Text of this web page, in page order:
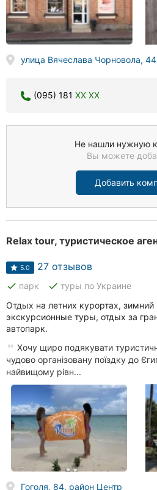
улица Вячеслава Чорновола,
(095) 181 XX XX
Не нашли нужную
Вы можете
Добавить
Relax tour, туристическое
5.0 27 отзывов
done парк done туры по Украине
Отдых на летних курортах,
экскурсионные туры, отдых за
автопарк.
Хочу щиро подякувати
чудово організовану поїздку до
найвищому рівн...
Гоголя, 84, район Центр